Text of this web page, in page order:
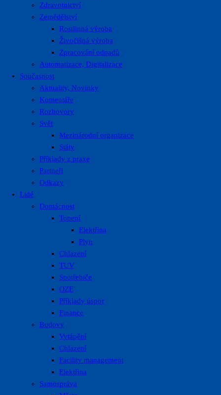
Zdravotnictví
Zemědělství
Rostlinná výroba
Živočišná výroba
Zpracování odpadů
Automatizace, Digitalizace
Současnost
Aktuality, Novinky
Komentáře
Rozhovory
Svět
Mezinárodní organizace
Státy
Příklady z praxe
Partneři
Odkazy
Lidé
Domácnost
Topení
Elektřina
Plyn
Chlazení
TUV
Spotřebiče
OZE
Příklady úspor
Finance
Budovy
Vytápění
Chlazení
Facility management
Elektřina
Samospráva